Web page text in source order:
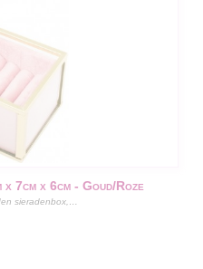
7cm x 6cm - Goud/Roze
sieradenbox,…